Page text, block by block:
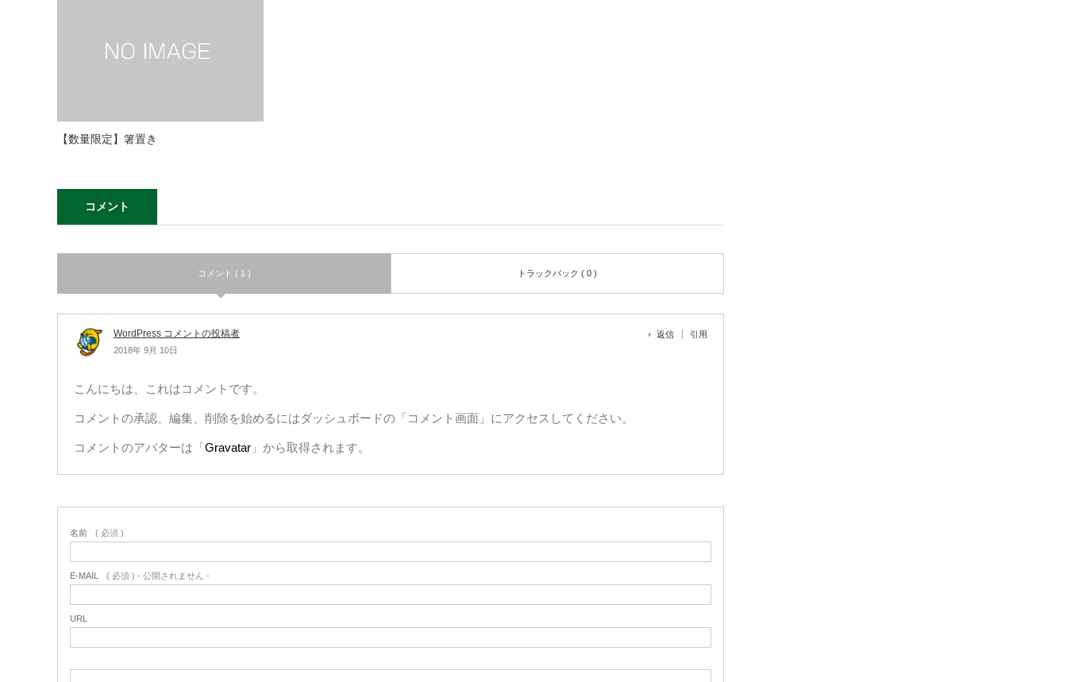
【数量限定】箸置き
コメント
コメント ( 1 ) トラックバック ( 0 )
WordPress コメントの投稿者
2018年 9月 10日
返信 引用
こんにちは、これはコメントです。
コメントの承認、編集、削除を始めるにはダッシュボードの「コメント画面」にアクセスしてください。
コメントのアバターは「Gravatar 」から取得されます。
名前 ( 必須 )
E-MAIL ( 必須 ) - 公開されません -
URL